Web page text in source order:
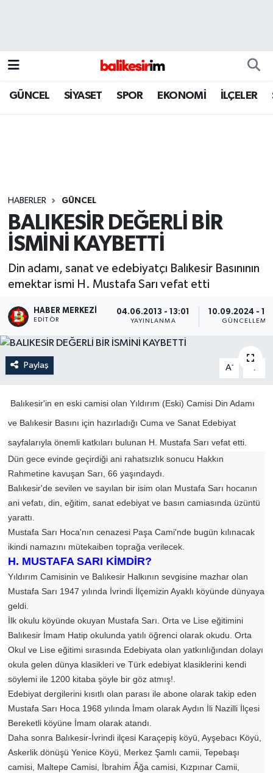
GÜNCEL SİYASET SPOR EKONOMİ İLÇELER
HABERLER GÜNCEL
BALIKESİR DEĞERLİ BİR
İSMİNİ KAYBETTİ
Din adamı, sanat ve edebiyatçı Balıkesir Basınının
emektar ismi H. Mustafa Sarı vefat etti
HABER MERKEZI
EDITÖR
04.06.2013 - 13:01
YAYINLANMA
10.09.2024 -
GÜNCELLEME
Paylaş A- A
Balıkesir'in en eski camisi olan Yıldırım (Eski) Camisi Din Adamı
ve Balıkesir Basını için hazırladığı Cuma ve Sanat Edebiyat
sayfalarıyla önemli katkıları bulunan H. Mustafa Sarı vefat etti.
Dün gece evinde geçirdiği ani rahatsızlık sonucu Hakkın
Rahmetine kavuşan Sarı, 66 yaşındaydı.
Balıkesir'de sevilen ve sayılan bir isim olan Mustafa Sarı hocanın
ani vefatı, din, eğitim, sanat edebiyat ve basın camiasında üzüntü
yarattı.
Mustafa Sarı Hoca'nın cenazesi Paşa Cami'nde bugün kılınacak
ikindi namazını mütekaiben toprağa verilecek.
H. MUSTAFA SARI KİMDİR?
Yıldırım Camisinin ve Balıkesir Halkının sevgisine mazhar olan
Mustafa Sarı 1947 yılında İvrindi İlçemizin Ayaklı köyünde dünyaya
geldi.
İlk okulu köyünde okuyan Mustafa Sarı. Orta ve Lise eğitimini
Balıkesir İmam Hatip okulunda yatılı öğrenci olarak okudu. Orta
Okul ve Lise eğitimi sırasında Edebiyata olan yatkınlığından dolayı
okula gelen dünya klasikleri ve Türk edebiyat klasiklerini kendi
söylemi ile 1200 kitaba şöyle bir göz atmış!.
Edebiyat dergilerini kısıtlı olan parası ile abone olarak takip eden
Mustafa Sarı Hoca 1968 yılında İmam olarak Aydın İli Nazilli İlçesi
Bereketli köyüne İmam olarak atandı.
Daha sonra Balıkesir-İvrindi ilçesi Karaçepiş köyü, Ayşebacı Köyü,
Askerlik dönüşü Yenice Köyü, Merkez Şamlı camii, Tepebaşı
camisi, Maltepe Camisi, İbrahim Âğa camisi, Kızpınar Camii,